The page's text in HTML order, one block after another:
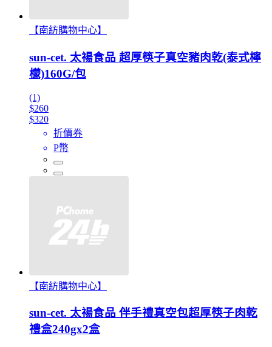
【南紡購物中心】
sun-cet. 太禓食品 超厚筷子真空豬肉乾(泰式檸
檬)160G/包
(1)
$260
$320
折價券
P幣
【南紡購物中心】
sun-cet. 太禓食品 伴手禮真空包超厚筷子肉乾
禮盒240gx2盒